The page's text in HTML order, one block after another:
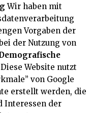
Wir haben mit
Vorgaben der
der Nutzung von
Diese Website nutzt
von Google
erstellt werden, die
Interessen der